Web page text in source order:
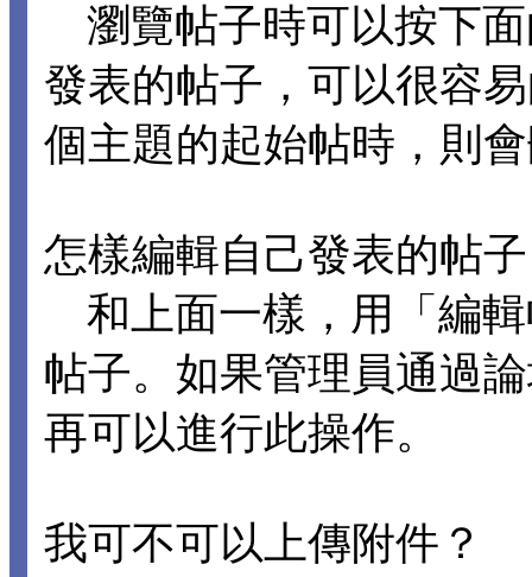
瀏覽帖子時可以按下
發表的帖子，可以很容
個主題的起始帖時，則
怎樣編輯自己發表的帖
和上面一樣，用「編
帖子。如果管理員通過
再可以進行此操作。
我可不可以上傳附件？